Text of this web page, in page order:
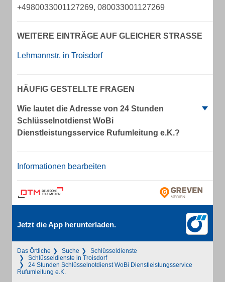
+4980033001127269, 080033001127269
WEITERE EINTRÄGE AUF GLEICHER STRASSE
Lehmannstr. in Troisdorf
HÄUFIG GESTELLTE FRAGEN
Wie lautet die Adresse von 24 Stunden
Schlüsselnotdienst WoBi
Dienstleistungsservice Rufumleitung e.K.?
Informationen bearbeiten
Jetzt die App herunterladen.
Das Örtliche Suche
Schlüsseldienste
Schlüsseldienste in Troisdorf
24 Stunden Schlüsselnotdienst WoBi Dienstleistungsservice
Rufumleitung e.K.